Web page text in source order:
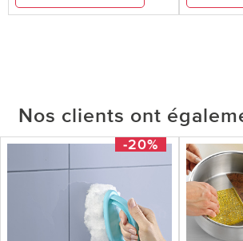
Nos clients ont
-20%